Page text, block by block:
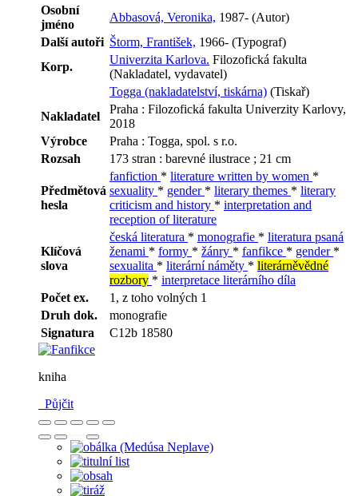
Osobní
jméno
Abbasová, Veronika, 1987- (Autor)
Další autoři Štorm, František, 1966- (Typograf)
Korp.
Univerzita Karlova. Filozofická fakulta
(Nakladatel, vydavatel)
Togga (nakladatelství, tiskárna) (Tiskař)
Nakladatel
Praha : Filozofická fakulta Univerzity Karlovy,
2018
Výrobce
Praha : Togga, spol. s r.o.
Rozsah
173 stran : barevné ilustrace ; 21 cm
Předmětová
hesla
fanfiction * literature written by women *
sexuality * gender * literary themes * literary
criticism and history * interpretation and
reception of literature
Klíčová
slova
česká literatura * monografie * literatura psaná
ženami * formy * žánry * fanfikce * gender *
sexualita * literární náměty * literárněvědné
rozbory * interpretace literárního díla
Počet ex.
1, z toho volných 1
Druh dok.
monografie
Signatura
C12b 18580
kniha
Půjčit